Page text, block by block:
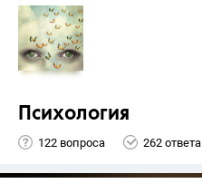
Психология
122 вопроса 262 ответа